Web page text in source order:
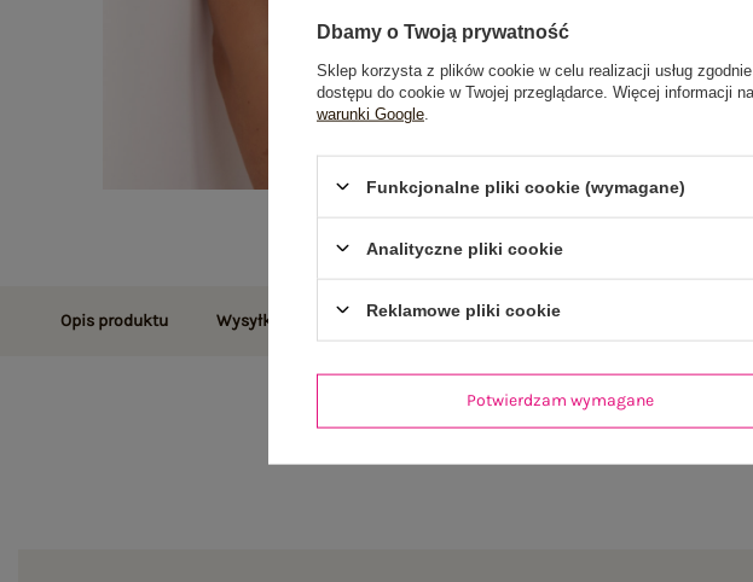
Opis produktu Wysyłka i dostawa Zwroty i reklamacje
Dbamy o Twoją prywatność
Sklep korzysta z plików cookie w celu realizacji usług
dostępu do cookie w Twojej przeglądarce. Więcej informacji
warunki Google
Funkcjonalne pliki cookie (wymagane)
Analityczne pliki cookie
Reklamowe pliki cookie
Potwierdzam wymagane